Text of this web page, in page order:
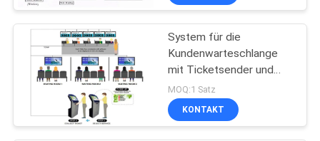
System für die
Kundenwarteschlange
mit Ticketsender und
Token-Nummer-Anzeige
MOQ:1 Satz
KONTAKT